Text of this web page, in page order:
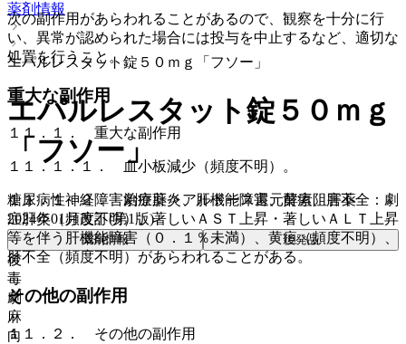
次の副作用があらわれることがあるので、観察を十分に行
い、異常が認められた場合には投与を中止するなど、適切な
処置を行うこと。
重大な副作用
１１．１． 重大な副作用
１１．１．１． 血小板減少（頻度不明）。
１１．１．２． 劇症肝炎、肝機能障害、黄疸、肝不全：劇
症肝炎（頻度不明）、著しいＡＳＴ上昇・著しいＡＬＴ上昇
等を伴う肝機能障害（０．１％未満）、黄疸（頻度不明）、
肝不全（頻度不明）があらわれることがある。
その他の副作用
１１．２． その他の副作用
薬剤情報
エパルレスタット錠５０ｍｇ「フソー」
エパルレスタット錠５０ｍｇ
「フソー」
糖尿病性神経障害治療薬 > アルドース還元酵素阻害薬
2024年01月改訂(第1版)
薬剤情報 後発品
後
毒
劇
麻
向